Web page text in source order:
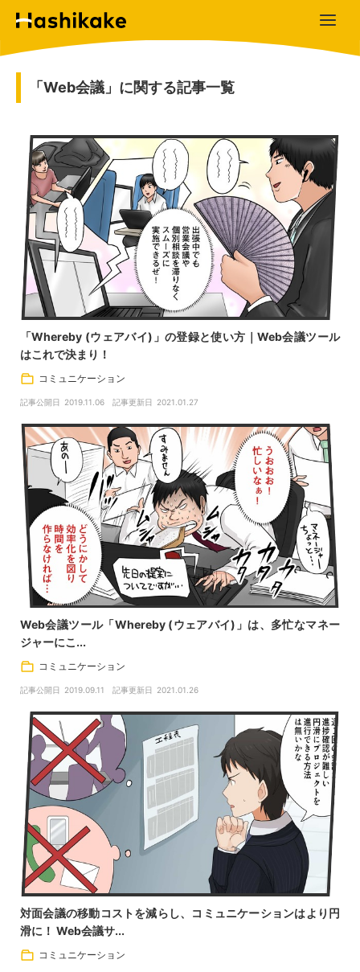
「Web会議」に関する記事一覧
「Whereby (ウェアバイ)」の登録と使い方｜Web会議ツール
はこれで決まり！
コミュニケーション
記事公開日 2019.11.06 記事更新日 2021.01.27
Web会議ツール「Whereby (ウェアバイ)」は、多忙なマネー
ジャーにこ...
コミュニケーション
記事公開日 2019.09.11 記事更新日 2021.01.26
対面会議の移動コストを減らし、コミュニケーションはより円
滑に！ Web会議サ...
コミュニケーション